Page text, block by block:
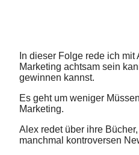
In dieser Folge rede ich
Marketing achtsam sein
gewinnen kannst.
Es geht um weniger
Marketing.
Alex redet über ihre
manchmal kontroversen